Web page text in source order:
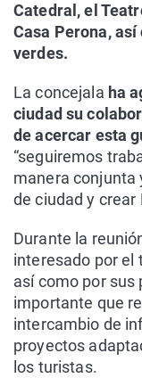
Catedral, el
Casa Perona,
verdes.
La concejala ha
ciudad su
de acercar esta
“seguiremos
manera conjunta
de ciudad y crear
Durante la
interesado por el
así como por sus
importante que
intercambio de
proyectos
los turistas.